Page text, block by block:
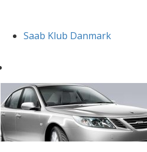
Saab Klub Danmark